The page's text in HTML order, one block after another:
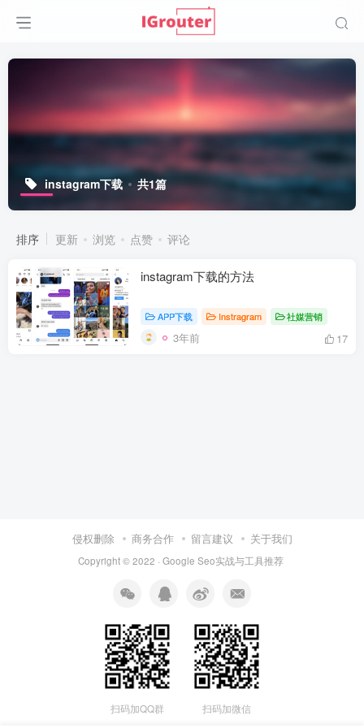
instagram下载 共1篇
排序 更新 浏览 点赞 评论
instagram下载的方法
APP下载 Instragram 社媒营销
3年前 17
侵权删除 商务合作 留言建议 关于我们
Copyright © 2022 · Google Seo实战与工具推荐
扫码加QQ群 扫码加微信